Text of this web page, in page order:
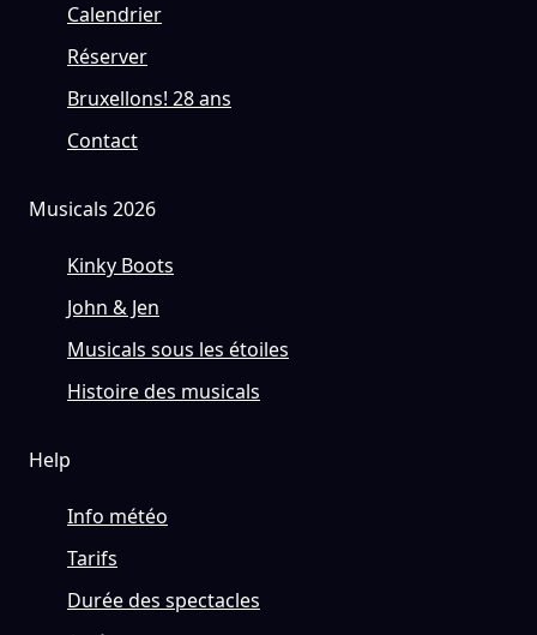
Calendrier
Réserver
Bruxellons! 28 ans
Contact
Musicals 2026
Kinky Boots
John & Jen
Musicals sous les étoiles
Histoire des musicals
Help
Info météo
Tarifs
Durée des spectacles